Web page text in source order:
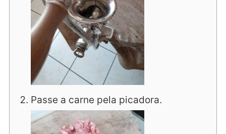
Passe a carne pela picadora.